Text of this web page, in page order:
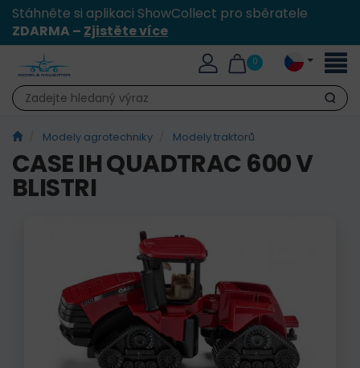
Stáhněte si aplikaci ShowCollect pro sběratele
ZDARMA – Zjistěte více
0
Hledat
Modely agrotechniky Modely traktorů
CASE IH QUADTRAC 600 V
BLISTRI